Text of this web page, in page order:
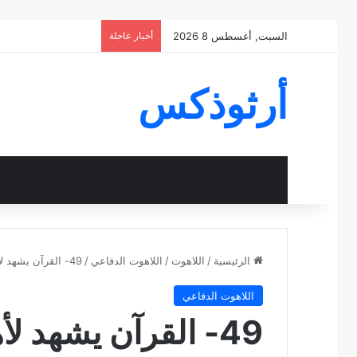
السبت, أغسطس 8 2026 أخبار عاجلة
أرثوذكس
الرئيسية / اللاهوت / اللاهوت الدفاعي / 49- القرآن يشهد لأهل التوراة والأنجيل
اللاهوت الدفاعي
49- القرآن يشهد لأهل التوراة والأنجيل